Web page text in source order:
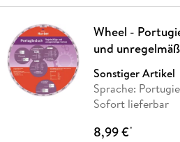
Wheel -
und
Sonstiger Artikel
Sprache:
Sofort lieferbar
8,99 €*